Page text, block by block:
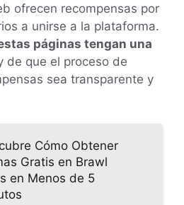
ofrecen recompensas por
a unirse a la plataforma.
páginas tengan una
de que el proceso de
sea transparente y
Cómo Obtener
Gratis en Brawl
en Menos de 5